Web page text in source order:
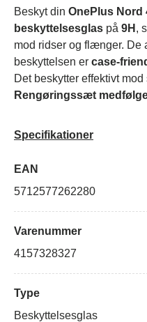
Beskyt din OnePlus Nord
beskyttelsesglas på 9H ,
mod ridser og flænger. De
beskyttelsen er case-
Det beskytter effektivt
Rengøringssæt
Specifikationer
EAN
5712577262280
Varenummer
4157328327
Type
Beskyttelsesglas